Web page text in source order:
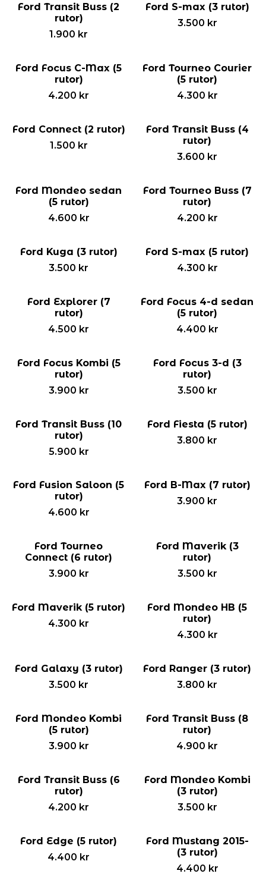
Ford Transit Buss (2
rutor)
1.900 kr
Ford S-max (3 rutor)
3.500 kr
Ford Focus C-Max (5
rutor)
4.200 kr
Ford Tourneo Courier
(5 rutor)
4.300 kr
Ford Connect (2 rutor)
1.500 kr
Ford Transit Buss (4
rutor)
3.600 kr
Ford Mondeo sedan
(5 rutor)
4.600 kr
Ford Tourneo Buss (7
rutor)
4.200 kr
Ford Kuga (3 rutor)
3.500 kr
Ford S-max (5 rutor)
4.300 kr
Ford Explorer (7
rutor)
4.500 kr
Ford Focus 4-d sedan
(5 rutor)
4.400 kr
Ford Focus Kombi (5
rutor)
3.900 kr
Ford Focus 3-d (3
rutor)
3.500 kr
Ford Transit Buss (10
rutor)
5.900 kr
Ford Fiesta (5 rutor)
3.800 kr
Ford Fusion Saloon (5
rutor)
4.600 kr
Ford B-Max (7 rutor)
3.900 kr
Ford Tourneo
Connect (6 rutor)
3.900 kr
Ford Maverik (3
rutor)
3.500 kr
Ford Maverik (5 rutor)
4.300 kr
Ford Mondeo HB (5
rutor)
4.300 kr
Ford Galaxy (3 rutor)
3.500 kr
Ford Ranger (3 rutor)
3.800 kr
Ford Mondeo Kombi
(5 rutor)
3.900 kr
Ford Transit Buss (8
rutor)
4.900 kr
Ford Transit Buss (6
rutor)
4.200 kr
Ford Mondeo Kombi
(3 rutor)
3.500 kr
Ford Edge (5 rutor)
4.400 kr
Ford Mustang 2015-
(3 rutor)
4.400 kr